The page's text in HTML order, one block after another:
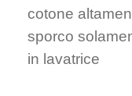
cotone
sporco
in lavatrice